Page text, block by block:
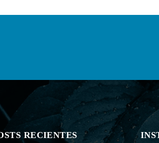
RECIENTES